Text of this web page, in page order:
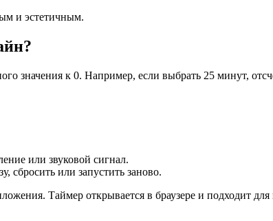
и эстетичным.
значения к 0. Например, если выбрать 25 минут,
или звуковой сигнал.
сбросить или запустить заново.
Таймер открывается в браузере и подходит